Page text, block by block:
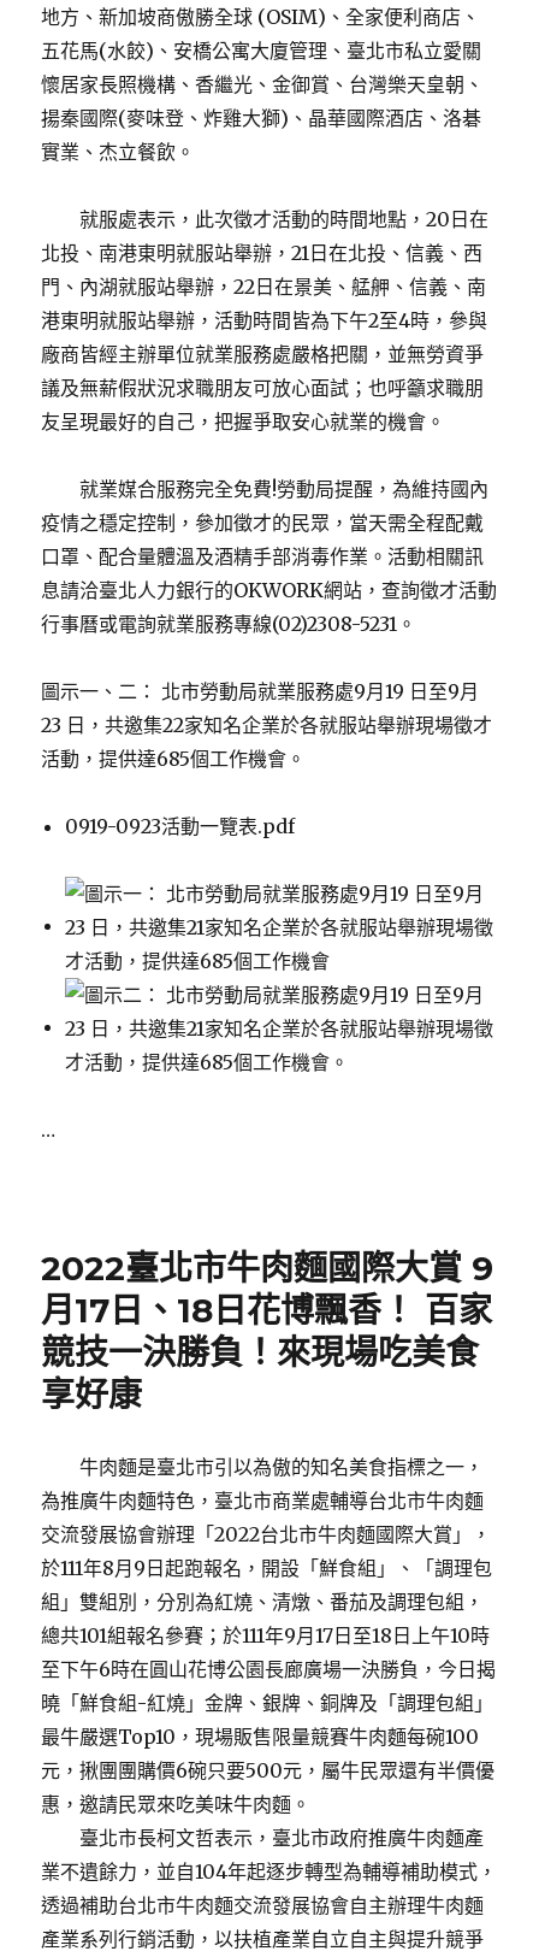
地方、新加坡商傲勝全球 (OSIM)、全家便利商店、
五花馬(水餃)、安橋公寓大廈管理、臺北市私立愛關
懷居家長照機構、香繼光、金御賞、台灣樂天皇朝、
揚秦國際(麥味登、炸雞大獅)、晶華國際酒店、洛碁
實業、杰立餐飲。
就服處表示，此次徵才活動的時間地點，20日在
北投、南港東明就服站舉辦，21日在北投、信義、西
門、內湖就服站舉辦，22日在景美、艋舺、信義、南
港東明就服站舉辦，活動時間皆為下午2至4時，參與
廠商皆經主辦單位就業服務處嚴格把關，並無勞資爭
議及無薪假狀況求職朋友可放心面試；也呼籲求職朋
友呈現最好的自己，把握爭取安心就業的機會。
就業媒合服務完全免費!勞動局提醒，為維持國內
疫情之穩定控制，參加徵才的民眾，當天需全程配戴
口罩、配合量體溫及酒精手部消毒作業。活動相關訊
息請洽臺北人力銀行的OKWORK網站，查詢徵才活動
行事曆或電詢就業服務專線(02)2308-5231。
圖示一、二： 北市勞動局就業服務處9月19 日至9月
23 日，共邀集22家知名企業於各就服站舉辦現場徵才
活動，提供達685個工作機會。
0919-0923活動一覽表.pdf
…
2022臺北市牛肉麵國際大賞 9
月17日、18日花博飄香！ 百家
競技一決勝負！來現場吃美食
享好康
牛肉麵是臺北市引以為傲的知名美食指標之一，
為推廣牛肉麵特色，臺北市商業處輔導台北市牛肉麵
交流發展協會辦理「2022台北市牛肉麵國際大賞」，
於111年8月9日起跑報名，開設「鮮食組」、「調理包
組」雙組別，分別為紅燒、清燉、番茄及調理包組，
總共101組報名參賽；於111年9月17日至18日上午10時
至下午6時在圓山花博公園長廊廣場一決勝負，今日揭
曉「鮮食組-紅燒」金牌、銀牌、銅牌及「調理包組」
最牛嚴選Top10，現場販售限量競賽牛肉麵每碗100
元，揪團團購價6碗只要500元，屬牛民眾還有半價優
惠，邀請民眾來吃美味牛肉麵。
臺北市長柯文哲表示，臺北市政府推廣牛肉麵產
業不遺餘力，並自104年起逐步轉型為輔導補助模式，
透過補助台北市牛肉麵交流發展協會自主辦理牛肉麵
產業系列行銷活動，以扶植產業自立自主與提升競爭